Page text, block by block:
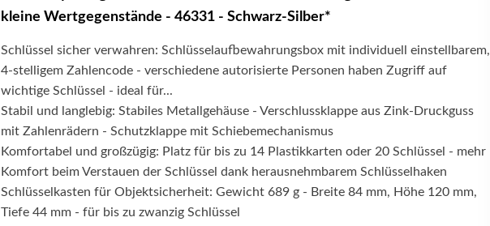
kleine Wertgegenstände - 46331 - Schwarz-Silber*
Schlüssel sicher verwahren: Schlüsselaufbewahrungsbox mit individuell einstellbarem,
4-stelligem Zahlencode - verschiedene autorisierte Personen haben Zugriff auf
wichtige Schlüssel - ideal für...
Stabil und langlebig: Stabiles Metallgehäuse - Verschlussklappe aus Zink-Druckguss
mit Zahlenrädern - Schutzklappe mit Schiebemechanismus
Komfortabel und großzügig: Platz für bis zu 14 Plastikkarten oder 20 Schlüssel - mehr
Komfort beim Verstauen der Schlüssel dank herausnehmbarem Schlüsselhaken
Schlüsselkasten für Objektsicherheit: Gewicht 689 g - Breite 84 mm, Höhe 120 mm,
Tiefe 44 mm - für bis zu zwanzig Schlüssel